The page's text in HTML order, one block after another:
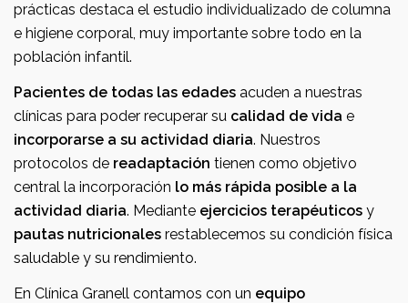
prácticas destaca el estudio individualizado de columna
e higiene corporal, muy importante sobre todo en la
población infantil.
Pacientes de todas las edades acuden a nuestras
clínicas para poder recuperar su calidad de vida e
incorporarse a su actividad diaria. Nuestros
protocolos de readaptación tienen como objetivo
central la incorporación lo más rápida posible a la
actividad diaria. Mediante ejercicios terapéuticos y
pautas nutricionales restablecemos su condición física
saludable y su rendimiento.
En Clínica Granell contamos con un equipo